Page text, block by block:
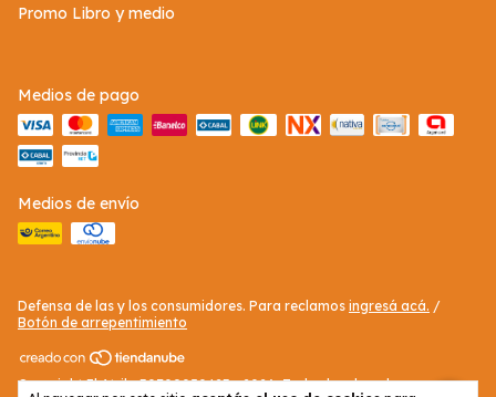
Promo Libro y medio
Medios de pago
Medios de envío
Defensa de las y los consumidores. Para reclamos ingresá acá. /
Botón de arrepentimiento
Copyright El Atril - 30709050423 - 2026. Todos los derechos